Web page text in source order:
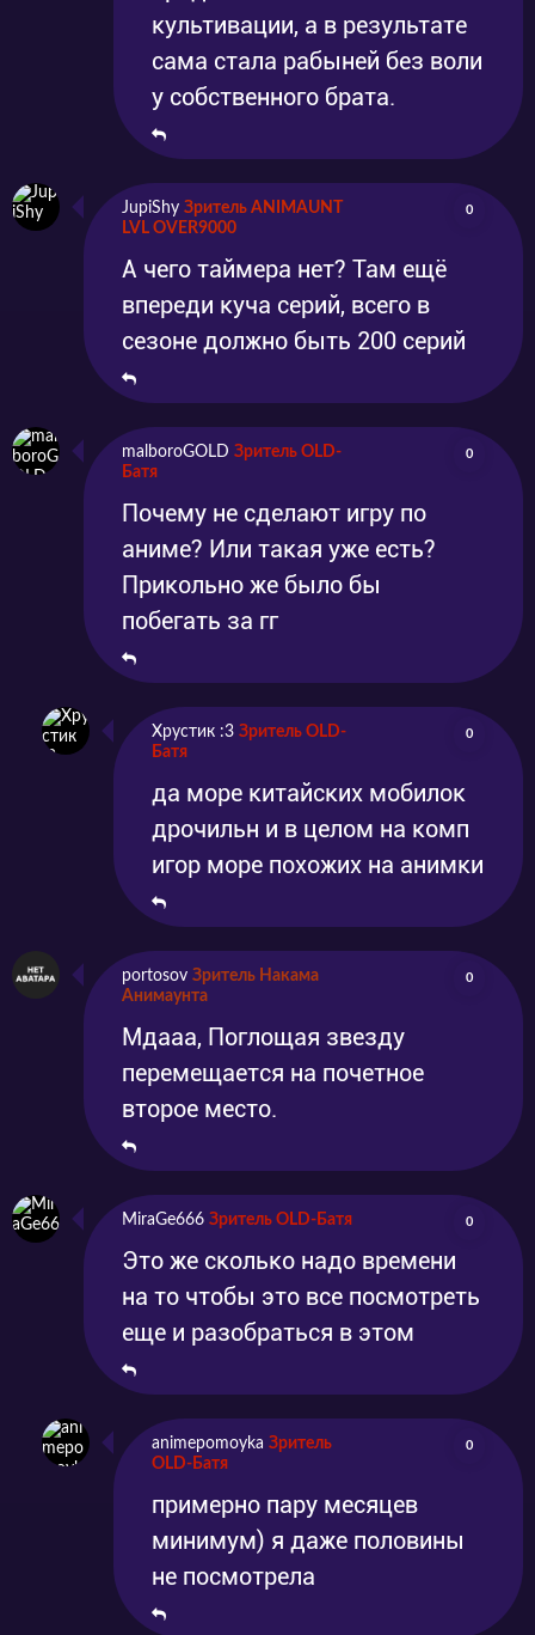
культивации, а в результате
сама стала рабыней без воли
у собственного брата.
JupiShy Зритель ANIMAUNT
LVL OVER9000
0
А чего таймера нет? Там ещё
впереди куча серий, всего в
сезоне должно быть 200 серий
malboroGOLD Зритель OLD-
Батя
0
Почему не сделают игру по
аниме? Или такая уже есть?
Прикольно же было бы
побегать за гг
Хрустик :3 Зритель OLD-
Батя
0
да море китайских мобилок
дрочильн и в целом на комп
игор море похожих на анимки
portosov Зритель Накама
Анимаунта
0
Мдааа, Поглощая звезду
перемещается на почетное
второе место.
MiraGe666 Зритель OLD-Батя 0
Это же сколько надо времени
на то чтобы это все посмотреть
еще и разобраться в этом
animepomoyka Зритель
OLD-Батя
0
примерно пару месяцев
минимум) я даже половины
не посмотрела